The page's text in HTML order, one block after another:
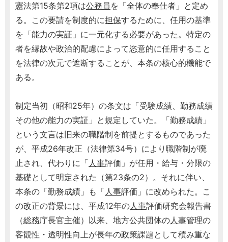
憲法第15条第2項は公務員 を「全体の奉仕者」と定め
る。この要請を制度的に担保するために、任用の基準
を「能力の実証」に一元化する必要があった。特定の
者を縁故や政治的配慮によって恣意的に任用すること
を法律の次元で遮断することが、本条の核心的機能で
ある。
制定当初（昭和25年）の条文は「受験成績、勤務成績
その他の能力の実証」と規定していた。「勤務成績」
という文言は旧来の職階制を前提とするものであった
が、平成26年改正（法律第34号）により職階制が廃
止され、代わりに「人事評価」が任用・給与・分限の
基礎として明定された（第23条の2）。それに伴い、
本条の「勤務成績」も「人事評価」に改められた。こ
の改正の背景には、平成12年の人事評価研究会報告書
（総務庁長官主催）以来、地方公共団体の人事管理の
客観性・透明性向上が長年の政策課題として積み重な